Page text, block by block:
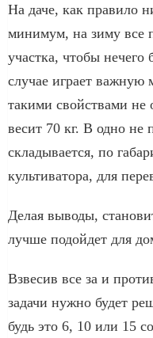
На даче, как правило
минимум, на зиму все
участка, чтобы нечего
случае играет важную
такими свойствами не
весит 70 кг. В одно не
складывается, по
культиватора, для
Делая выводы,
лучше подойдет для
Взвесив все за и
задачи нужно будет
будь это 6, 10 или 15